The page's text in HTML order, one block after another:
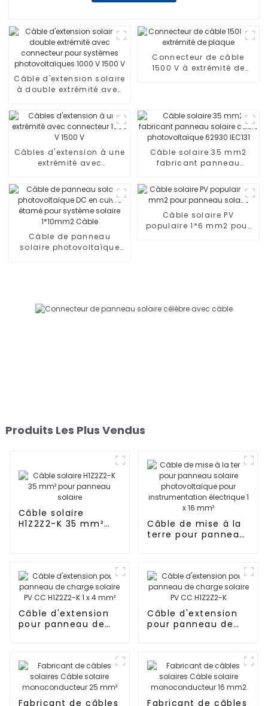
Câble d'extension solaire
à double extrémité avec
systèmes
photovoltaïques 1000 V
1500 V
Connecteur de câble
1500 V à extrémité de
Câbles d'extension à une
extrémité avec
Câble solaire 35 mm2
fabricant panneau
photovoltaïque 62930
IEC131
Câble de panneau
solaire photovoltaïque
Câble solaire PV
populaire 1*6 mm2 pour
Produits Les Plus Vendus
Câble solaire
H1Z2Z2-K 35 mm²
Câble de mise à la
terre pour panneau
instrumentation
électrique 1 x 16
mm²
Câble d'extension
pour panneau de
Câble d'extension
pour panneau de
Fabricant de câbles Fabricant de câbles